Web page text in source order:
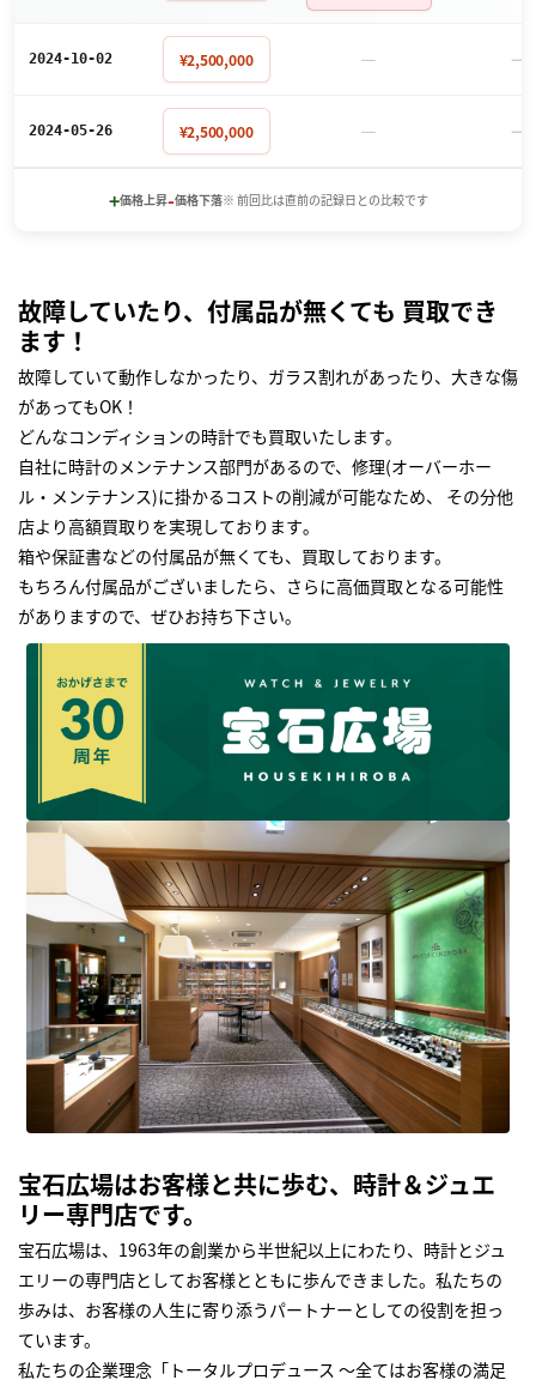
2024-10-02 ¥2,500,000 － －
2024-05-26 ¥2,500,000 － －
+価格上昇-価格下落※ 前回比は直前の記録日との比較です
故障していたり、付属品が無くても 買取でき
ます！
故障していて動作しなかったり、ガラス割れがあったり、大きな傷
があってもOK！
どんなコンディションの時計でも買取いたします｡
自社に時計のメンテナンス部門があるので、修理(オーバーホー
ル・メンテナンス)に掛かるコストの削減が可能なため、 その分他
店より高額買取りを実現しております｡
箱や保証書などの付属品が無くても、買取しております。
もちろん付属品がございましたら、さらに高価買取となる可能性
がありますので、ぜひお持ち下さい｡
宝石広場はお客様と共に歩む、時計＆ジュエ
リー専門店です。
宝石広場は、1963年の創業から半世紀以上にわたり、時計とジュ
エリーの専門店としてお客様とともに歩んできました。私たちの
歩みは、お客様の人生に寄り添うパートナーとしての役割を担っ
ています。
私たちの企業理念「トータルプロデュース ～全てはお客様の満足